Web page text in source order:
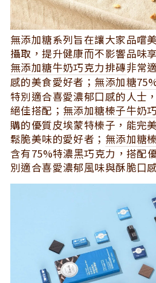
無添加糖系列旨在讓⼤家品嚐
攝取，提升健康⽽不影響品味
無添加糖⽜奶巧克⼒排磚⾮常
感的美食愛好者； 無添加糖
特別適合喜愛濃郁⼝感的⼈⼠
絕佳搭配； 無添加糖榛⼦⽜奶
購的優質⽪埃蒙特榛⼦，能完
鬆脆美味的愛好者； 無添加糖
含有75%特濃⿊巧克⼒，搭配
別適合喜愛濃郁⾵味與酥脆⼝